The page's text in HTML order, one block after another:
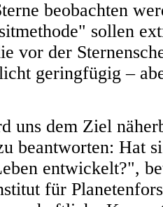
beobachten
sollen
vor der
geringfügig –
uns dem Ziel
beantworten: Hat
entwickelt?",
für